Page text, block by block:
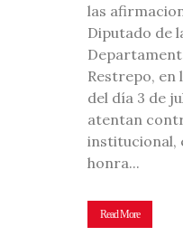
las
Diputado de
Restrepo, en
del día 3 de
atentan
institucional,
honra...
Read More